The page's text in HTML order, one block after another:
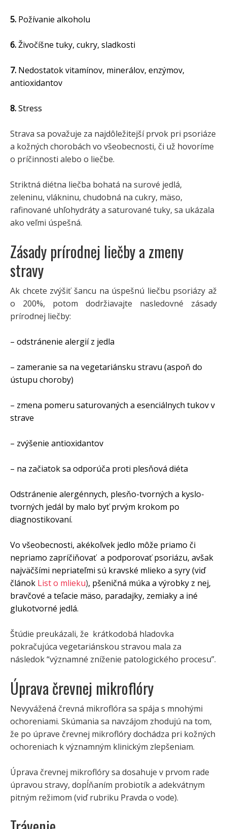
5. Požívanie alkoholu
6.Živočíšne tuky, cukry, sladkosti
7. Nedostatok vitamínov, minerálov, enzýmov,
antioxidantov
8.Stress
Strava sa považuje za najdôležitejší prvok pri psoriáze
a kožných chorobách vo všeobecnosti, či už hovoríme
o príčinnosti alebo o liečbe.
Striktná diétna liečba bohatá na surové jedlá,
zeleninu, vlákninu, chudobná na cukry, mäso,
rafinované uhľohydráty a saturované tuky, sa ukázala
ako veľmi úspešná.
Zásady prírodnej liečby a zmeny
stravy
Ak chcete zvýšiť šancu na úspešnú liečbu psoriázy až
o 200%, potom dodržiavajte nasledovné zásady
prírodnej liečby:
– odstránenie alergií z jedla
– zameranie sa na vegetariánsku stravu (aspoň do
ústupu choroby)
– zmena pomeru saturovaných a esenciálnych tukov v
strave
– zvýšenie antioxidantov
– na začiatok sa odporúča proti plesňová diéta
Odstránenie alergénnych, plesňo-tvorných a kyslo-
tvorných jedál by malo byť prvým krokom po
diagnostikovaní.
Vo všeobecnosti, akékoľvek jedlo môže priamo či
nepriamo zapríčiňovať a podporovať psoriázu, avšak
najväčšími nepriateľmi sú kravské mlieko a syry (viď
článok List o mlieku), pšeničná múka a výrobky z nej,
bravčové a teľacie mäso, paradajky, zemiaky a iné
glukotvorné jedlá.
Štúdie preukázali, že krátkodobá hladovka
pokračujúca vegetariánskou stravou mala za
následok “významné zníženie patologického procesu”.
Úprava črevnej mikroflóry
Nevyvážená črevná mikroflóra sa spája s mnohými
ochoreniami. Skúmania sa navzájom zhodujú na tom,
že po úprave črevnej mikroflóry dochádza pri kožných
ochoreniach k významným klinickým zlepšeniam.
Úprava črevnej mikroflóry sa dosahuje v prvom rade
úpravou stravy, dopĺňaním probiotík a adekvátnym
pitným režimom (viď rubriku Pravda o vode).